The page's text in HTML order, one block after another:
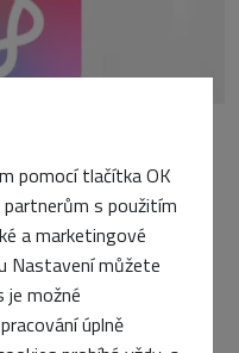
pomocí tlačítka OK
s použitím
a marketingové
Nastavení můžete
je možné
úplně